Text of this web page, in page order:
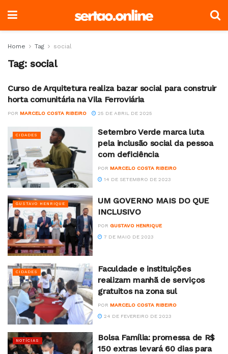
Home Tag social
Tag: social
SEM CATEGORIA
Curso de Arquitetura realiza bazar social para construir
horta comunitária na Vila Ferroviária
POR MARCELO COSTA RIBEIRO 25 DE ABRIL DE 2025
CIDADES
Setembro Verde marca luta
pela inclusão social da pessoa
com deficiência
POR MARCELO COSTA RIBEIRO
14 DE SETEMBRO DE 2023
GUSTAVO HENRIQUE
UM GOVERNO MAIS DO QUE
INCLUSIVO
POR GUSTAVO HENRIQUE
7 DE MAIO DE 2023
CIDADES
Faculdade e instituições
realizam manhã de serviços
gratuitos na zona sul
POR MARCELO COSTA RIBEIRO
24 DE FEVEREIRO DE 2023
NOTÍCIAS
Bolsa Família: promessa de R$
150 extras levará 60 dias para